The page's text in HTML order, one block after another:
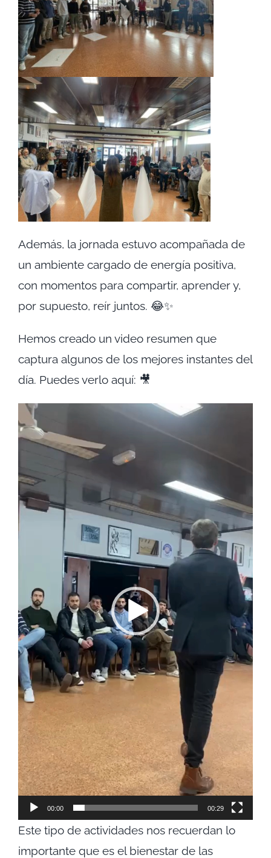
Además, la jornada estuvo acompañada de
un ambiente cargado de energía positiva,
con momentos para compartir, aprender y,
por supuesto, reír juntos. 😂✨
Hemos creado un video resumen que
captura algunos de los mejores instantes del
día. Puedes verlo aquí: 🎥
Reproductor
de
00:00 00:29
Este tipo de actividades nos recuerdan lo
importante que es el bienestar de las